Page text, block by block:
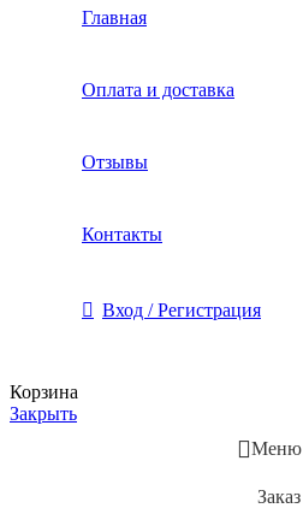
Главная
Оплата и доставка
Отзывы
Контакты
Вход / Регистрация
Корзина
Закрыть
Меню
Заказ